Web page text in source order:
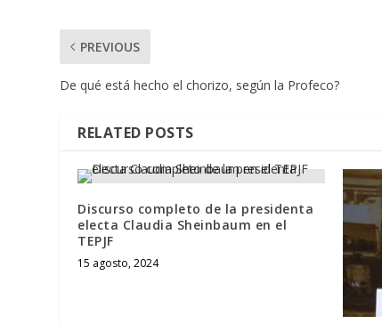
PREVIOUS
De qué está hecho el chorizo, según la Profeco?
RELATED POSTS
Discurso completo de la presidenta
electa Claudia Sheinbaum en el
TEPJF
15 agosto, 2024